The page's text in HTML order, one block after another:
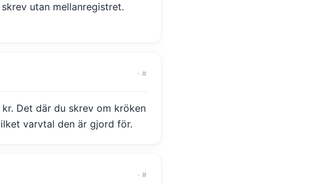
utan mellanregistret.
· #
Det där du skrev om kröken
varvtal den är gjord för.
· #